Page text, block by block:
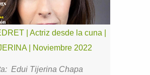
| Actriz desde la cuna |
| Noviembre 2022
Edui Tijerina Chapa